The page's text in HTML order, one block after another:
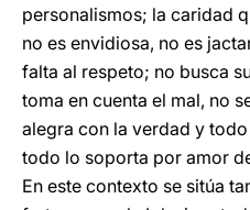
personalismos; la caridad
no es envidiosa, no es
falta al respeto; no busca
toma en cuenta el mal, no
alegra con la verdad y
todo lo soporta por amor
En este contexto se sitúa